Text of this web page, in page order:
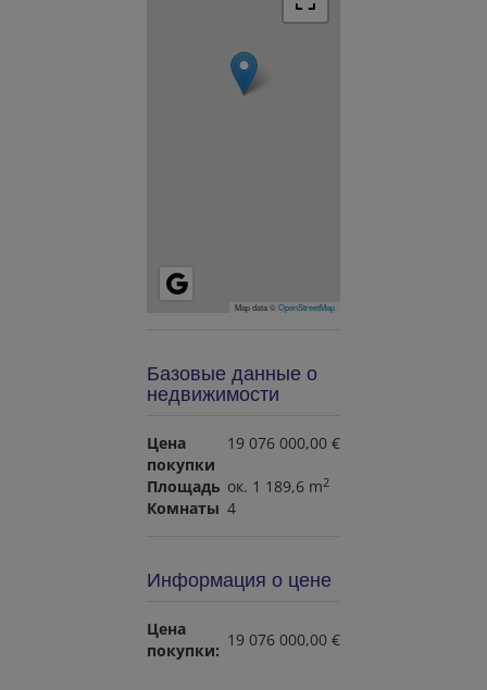
Map data ©OpenStreetMap
Базовые данные о
недвижимости
Цена
покупки
19 076 000,00 €
Площадь ок. 1 189,6 m2
Комнаты 4
Информация о цене
Цена
покупки:
19 076 000,00 €